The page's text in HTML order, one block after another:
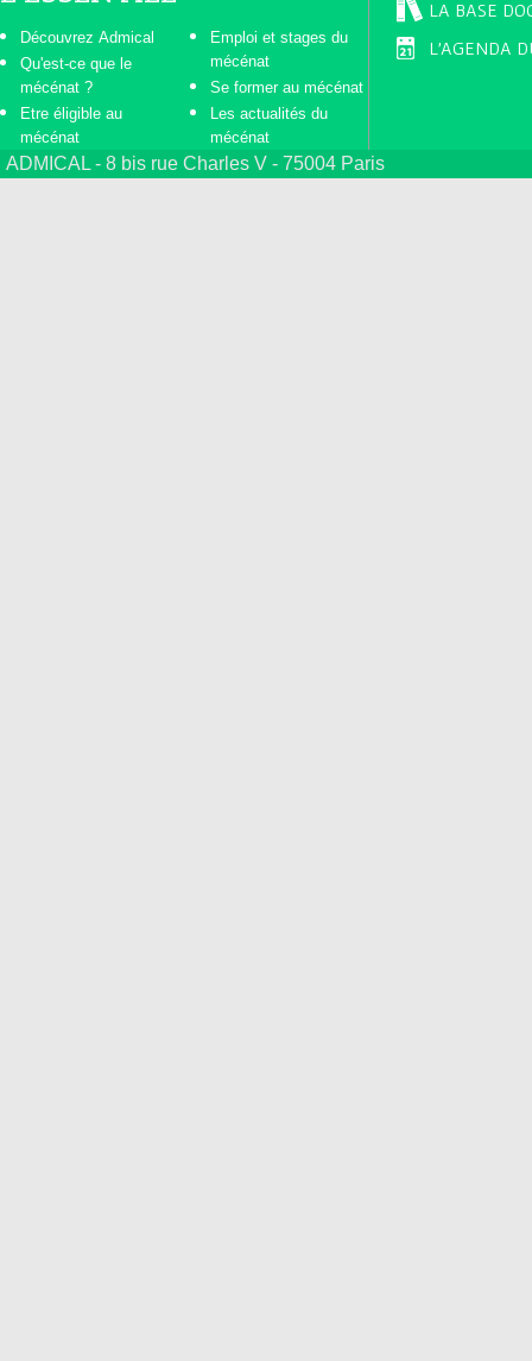
Découvrez Admical
Qu'est-ce que le
mécénat ?
Etre éligible au
mécénat
Emploi et stages du
mécénat
Se former au mécénat
Les actualités du
mécénat
LA BASE
L'AGENDA
ADMICAL - 8 bis rue Charles V - 75004 Paris